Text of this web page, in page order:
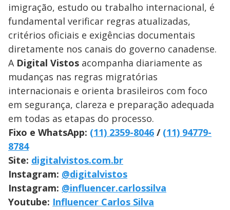
imigração, estudo ou trabalho internacional, é
fundamental verificar regras atualizadas,
critérios oficiais e exigências documentais
diretamente nos canais do governo canadense.
A Digital Vistos acompanha diariamente as
mudanças nas regras migratórias
internacionais e orienta brasileiros com foco
em segurança, clareza e preparação adequada
em todas as etapas do processo.
Fixo e WhatsApp: (11) 2359-8046 / (11) 94779-
8784
Site: digitalvistos.com.br
Instagram: @digitalvistos
Instagram: @influencer.carlossilva
Youtube: Influencer Carlos Silva